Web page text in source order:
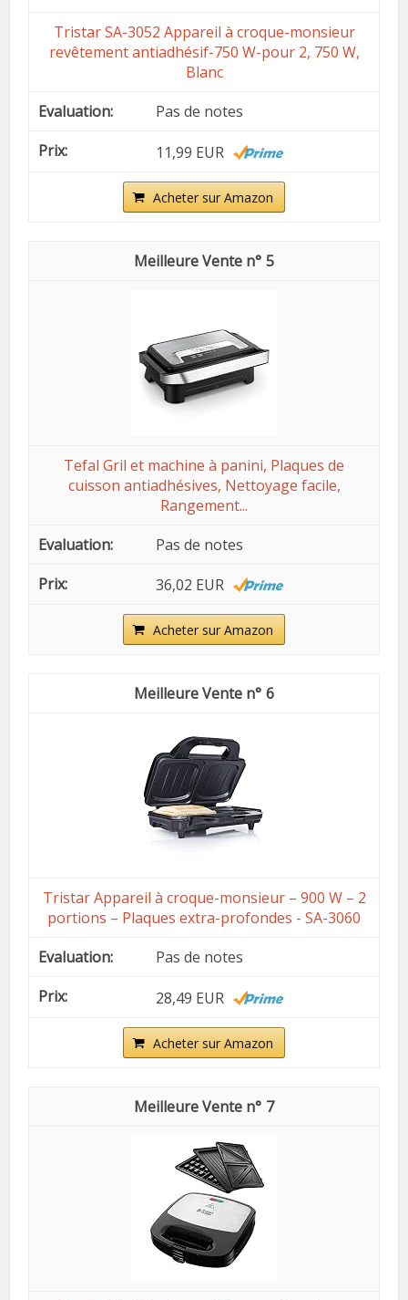
Tristar SA-3052 Appareil à croque-monsieur
revêtement antiadhésif-750 W-pour 2, 750 W,
Blanc
Pas de notes
11,99 EUR
Acheter sur Amazon
5
Tefal Gril et machine à panini, Plaques de
cuisson antiadhésives, Nettoyage facile,
Rangement...
Pas de notes
36,02 EUR
Acheter sur Amazon
6
Tristar Appareil à croque-monsieur – 900 W – 2
portions – Plaques extra-profondes - SA-3060
Pas de notes
28,49 EUR
Acheter sur Amazon
7